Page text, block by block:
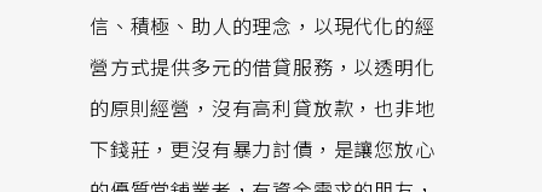
信、積極、助人的理念，以現代化的經
營方式提供多元的借貸服務，以透明化
的原則經營，沒有高利貸放款，也非地
下錢莊，更沒有暴力討債，是讓您放心